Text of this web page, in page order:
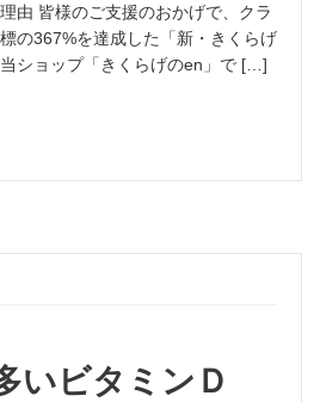
由 皆様のご支援のおかげで、クラ
の367%を達成した「新・きくらげ
ショップ「きくらげのen」で […]
いビタミンＤ